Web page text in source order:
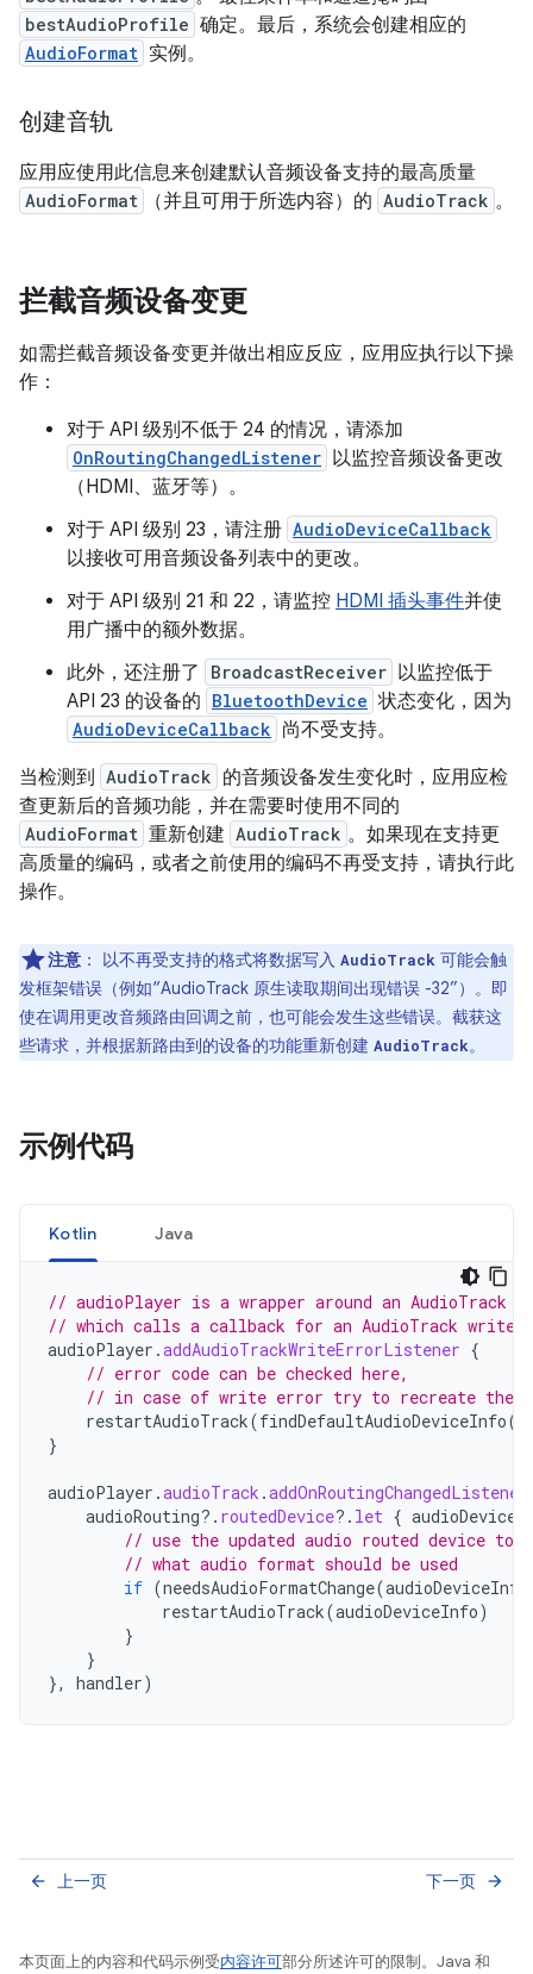
bestAudioProfile 确定。最后，系统会创建相应的
AudioFormat 实例。
创建音轨
应用应使用此信息来创建默认音频设备支持的最高质量
AudioFormat （并且可用于所选内容）的 AudioTrack 。
拦截音频设备变更
如需拦截音频设备变更并做出相应反应，应用应执行以下操
作：
对于 API 级别不低于 24 的情况，请添加
OnRoutingChangedListener 以监控音频设备更改
（HDMI、蓝牙等）。
对于 API 级别 23，请注册 AudioDeviceCallback
以接收可用音频设备列表中的更改。
对于 API 级别 21 和 22，请监控 HDMI 插头事件并使
用广播中的额外数据。
此外，还注册了
BroadcastReceiver 以监控低于
API 23 的设备的 BluetoothDevice 状态变化，因为
AudioDeviceCallback 尚不受支持。
当检测到 AudioTrack 的音频设备发生变化时，应用应检
查更新后的音频功能，并在需要时使用不同的
AudioFormat 重新创建 AudioTrack 。如果现在支持更
高质量的编码，或者之前使用的编码不再受支持，请执行此
操作。
注意 ： 以不再受支持的格式将数据写入 AudioTrack 可能会触
发框架错误（例如“AudioTrack 原生读取期间出现错误 -32”）。即
使在调用更改音频路由回调之前，也可能会发生这些错误。截获这
些请求，并根据新路由到的设备的功能重新创建 AudioTrack。
示例代码
Kotlin Java
// audioPlayer is a wrapper around an AudioTrack
// which calls a callback for an AudioTrack write
audioPlayer .addAudioTrackWriteErrorListener {
// error code can be checked here,
// in case of write error try to recreate the
restartAudioTrack(findDefaultAudioDeviceInfo
}
audioPlayer .audioTrack .addOnRoutingChangedListener
audioRouting?. routedDevice?. let {
// use the updated audio routed device to
// what audio format should be used
if (needsAudioFormatChange(audioDeviceInfo
restartAudioTrack(audioDeviceInfo)
}
}
},
handler)
上一页
arrow_back 下一页 arrow_forward
本页面上的内容和代码示例受内容许可部分所述许可的限制。Java 和